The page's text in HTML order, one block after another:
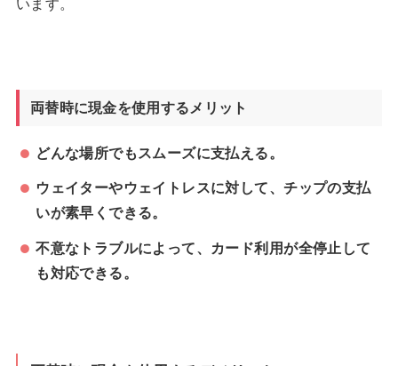
います。
両替時に現金を使用するメリット
どんな場所でもスムーズに支払える。
ウェイターやウェイトレスに対して、チップの支払
いが素早くできる。
不意なトラブルによって、カード利用が全停止して
も対応できる。